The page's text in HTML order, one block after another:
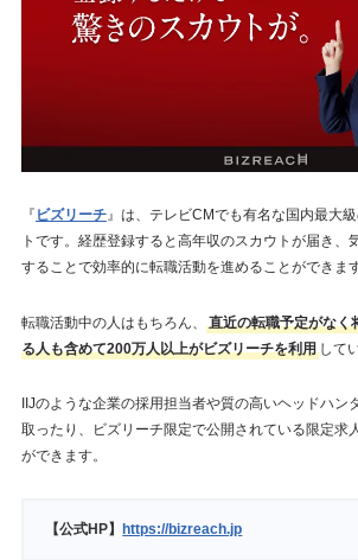
『 ビズリーチ』は、テレビCMでも有名な国内最大
トです。経歴登録すると高年収のスカウトが届き、
することで効率的に転職活動を進めることができます
転職活動中の人はもちろん、
直近の転職予定がなく
る人も含めて200万人以上がビズリーチを利用 して
IIJのような企業の採用担当者や質の高いヘッドハン
取ったり、ビズリーチ限定で公開されている限定求
ができます。
【公式HP】 https://bizreach.jp